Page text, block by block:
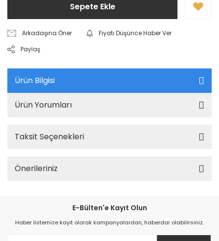
Sepete Ekle
Arkadaşına Öner
Fiyatı Düşünce Haber Ver
Paylaş
Ürün Bilgisi
Ürün Yorumları
Taksit Seçenekleri
Önerileriniz
E-Bülten'e Kayıt Olun
Haber listemize kayıt olarak kampanyalardan, haberdar olabilirsiniz.